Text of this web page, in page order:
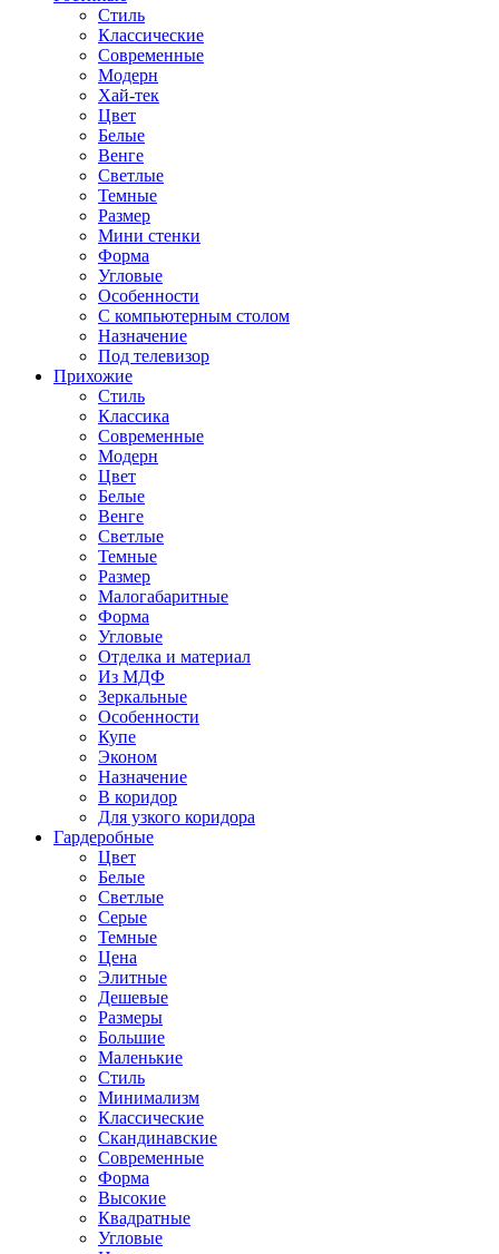
Стиль
Классические
Современные
Модерн
Хай-тек
Цвет
Белые
Венге
Светлые
Темные
Размер
Мини стенки
Форма
Угловые
Особенности
С компьютерным столом
Назначение
Под телевизор
Прихожие
Стиль
Классика
Современные
Модерн
Цвет
Белые
Венге
Светлые
Темные
Размер
Малогабаритные
Форма
Угловые
Отделка и материал
Из МДФ
Зеркальные
Особенности
Купе
Эконом
Назначение
В коридор
Для узкого коридора
Гардеробные
Цвет
Белые
Светлые
Серые
Темные
Цена
Элитные
Дешевые
Размеры
Большие
Маленькие
Стиль
Минимализм
Классические
Скандинавские
Современные
Форма
Высокие
Квадратные
Угловые